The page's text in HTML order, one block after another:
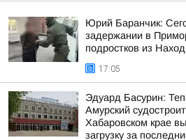
Юрий Баранчик:
задержании в
подростков из
17:05
Эдуард Басурин:
Амурский
Хабаровском крае
загрузку за